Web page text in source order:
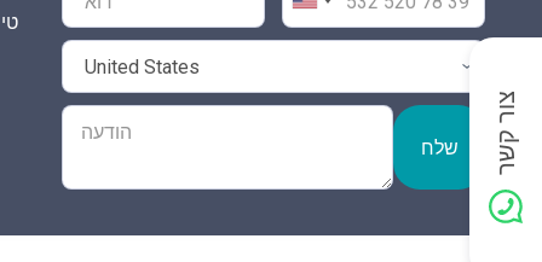
שלח צור קשר